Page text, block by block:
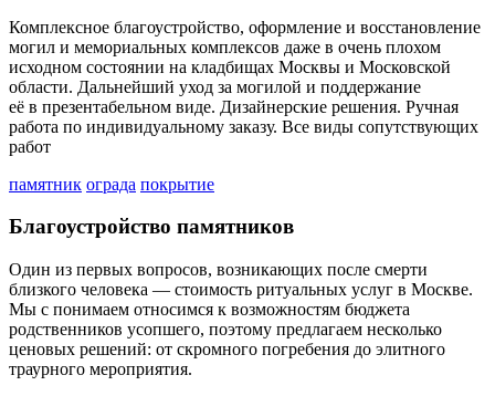
Комплексное благоустройство, оформление и восстановление
могил и мемориальных комплексов даже в очень плохом
исходном состоянии на кладбищах Москвы и Московской
области. Дальнейший уход за могилой и поддержание
её в презентабельном виде. Дизайнерские решения. Ручная
работа по индивидуальному заказу. Все виды сопутствующих
работ
памятник ограда покрытие
Благоустройство памятников
Один из первых вопросов, возникающих после смерти
близкого человека — стоимость ритуальных услуг в Москве.
Мы с понимаем относимся к возможностям бюджета
родственников усопшего, поэтому предлагаем несколько
ценовых решений: от скромного погребения до элитного
траурного мероприятия.